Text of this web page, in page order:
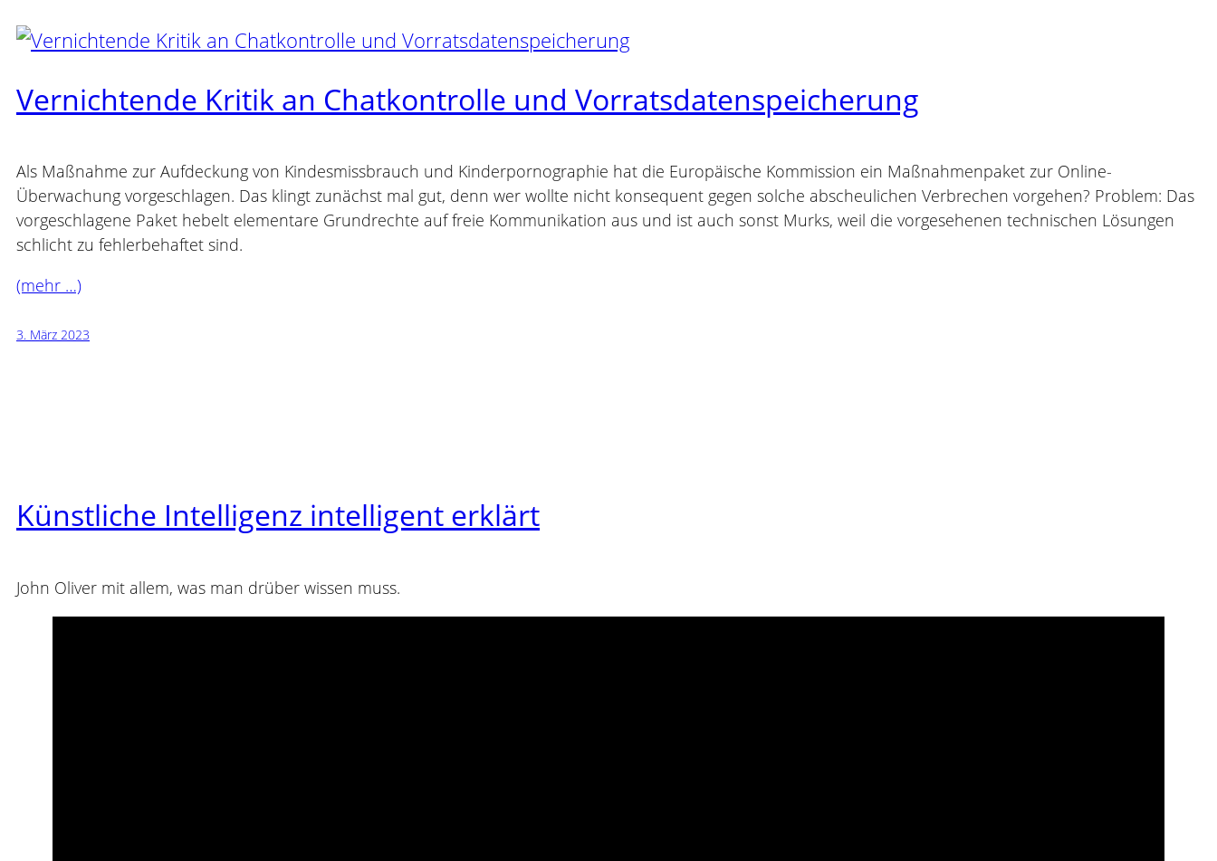
Vernichtende Kritik an Chatkontrolle und Vorratsdatenspeicherung
Als Maßnahme zur Aufdeckung von Kindesmissbrauch und Kinderpornographie hat die Europäische Kommission ein Maßnahmenpaket zur Online-
Überwachung vorgeschlagen. Das klingt zunächst mal gut, denn wer wollte nicht konsequent gegen solche abscheulichen Verbrechen vorgehen? Problem: Das
vorgeschlagene Paket hebelt elementare Grundrechte auf freie Kommunikation aus und ist auch sonst Murks, weil die vorgesehenen technischen Lösungen
schlicht zu fehlerbehaftet sind.
(mehr …)
3. März 2023
Künstliche Intelligenz intelligent erklärt
John Oliver mit allem, was man drüber wissen muss.